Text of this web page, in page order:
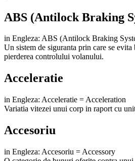
ABS (Antilock Braking
in Engleza: ABS (Antilock Braking
Un sistem de siguranta prin care se
pierderea controlului volanului.
Acceleratie
in Engleza: Acceleratie = Acceleration
Variatia vitezei unui corp in raport cu
Accesoriu
in Engleza: Accesoriu = Accessory